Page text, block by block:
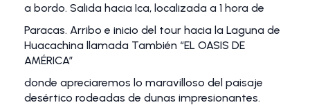
a bordo. Salida hacia Ica, localizada a 1 hora de
Paracas. Arribo e inicio del tour hacia la Laguna de
Huacachina llamada También “EL OASIS DE
AMÉRICA”
donde apreciaremos lo maravilloso del paisaje
desértico rodeadas de dunas impresionantes.